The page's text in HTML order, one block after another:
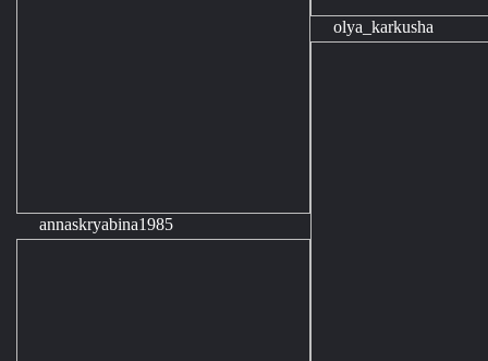
annaskryabina1985
olya_karkusha